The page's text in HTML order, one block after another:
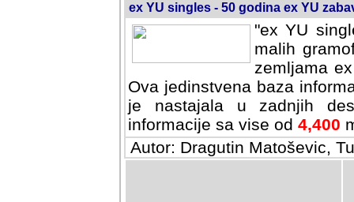
ex YU singles - 50 godina ex YU
"ex YU
malih
zemljama
Ova jedinstvena baza
je nastajala u zadnjih
informacije sa vise od 4,400
Autor: Dragutin Matoševic,